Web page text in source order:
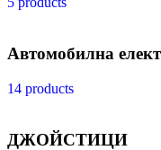
Автомобилна
14 products
ДЖОЙСТИЦИ